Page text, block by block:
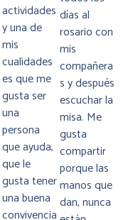
actividades
y una de
mis
cualidades
es que me
gusta ser
una
persona
que ayuda,
que le
gusta tener
una buena
convivencia
días al
rosario con
mis
compañera
s y después
escuchar la
misa. Me
gusta
compartir
porque las
manos que
dan, nunca